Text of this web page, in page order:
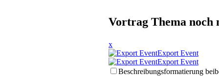
Vortrag Thema noch
x
Export Event
Export Event
Beschreibungsformatierung